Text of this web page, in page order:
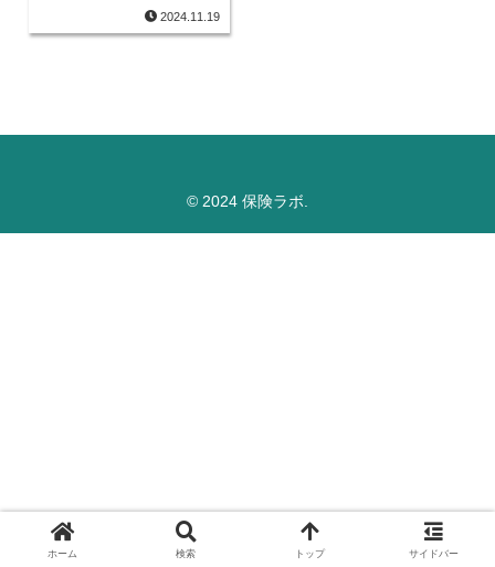
2024.11.19
© 2024 保険ラボ.
ホーム 検索 トップ サイドバー